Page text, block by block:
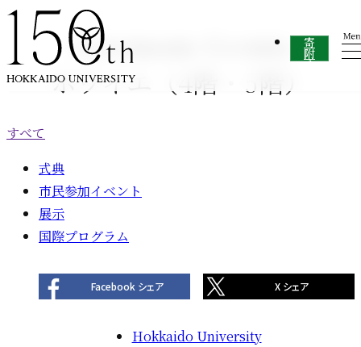
内容をスキップ
寄
附
す
Ceremony Events
ホワイエ（4階・5階）
すべて
式典
市民参加イベント
展示
国際プログラム
Facebook シェア X シェア
Hokkaido University